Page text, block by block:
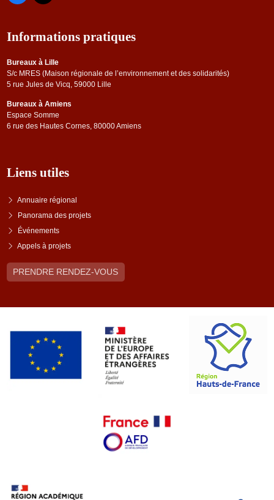
Informations pratiques
Bureaux à Lille
S/c MRES (Maison régionale de l’environnement et des solidarités)
5 rue Jules de Vicq, 59000 Lille
Bureaux à Amiens
Espace Somme
6 rue des Hautes Cornes, 80000 Amiens
Liens utiles
Annuaire régional
Panorama des projets
Événements
Appels à projets
PRENDRE RENDEZ-VOUS